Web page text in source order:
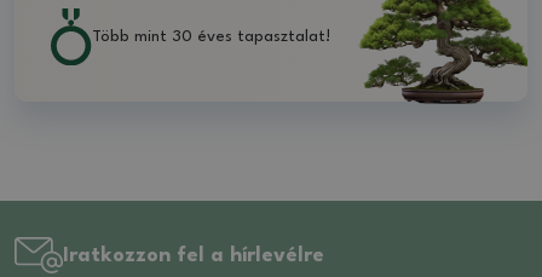
Több mint 30 éves tapasztalat!
Iratkozzon fel a hírlevélre